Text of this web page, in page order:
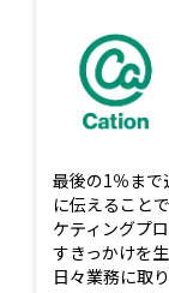
最後の1％ま
に伝えること
ケティングプ
すきっかけを
日々業務に取